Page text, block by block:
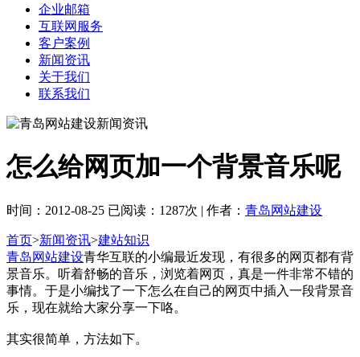
企业邮箱
互联网服务
客户案例
新闻资讯
关于我们
联系我们
怎么给网页加一个背景音乐呢
时间：2012-08-25 已阅读：1287次 | 作者： 青岛网站建设
首页>新闻资讯>建站知识
青岛网站建设青华互联的小编最近发现，有很多的网页都有背
景音乐。听着舒畅的音乐，浏览着网页，真是一件非常不错的
事情。于是小编找了一下怎么在自己的网页中插入一段背景音
乐，现在就给大家分享一下咯。
其实很简单，方法如下。